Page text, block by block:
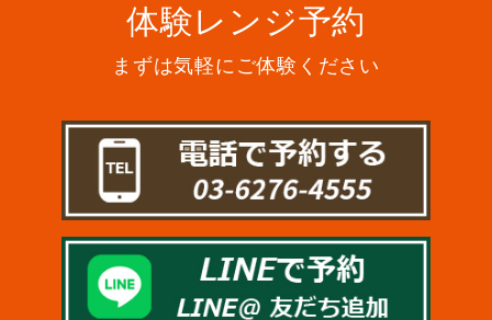
体験レンジ予約
まずは気軽にご体験ください